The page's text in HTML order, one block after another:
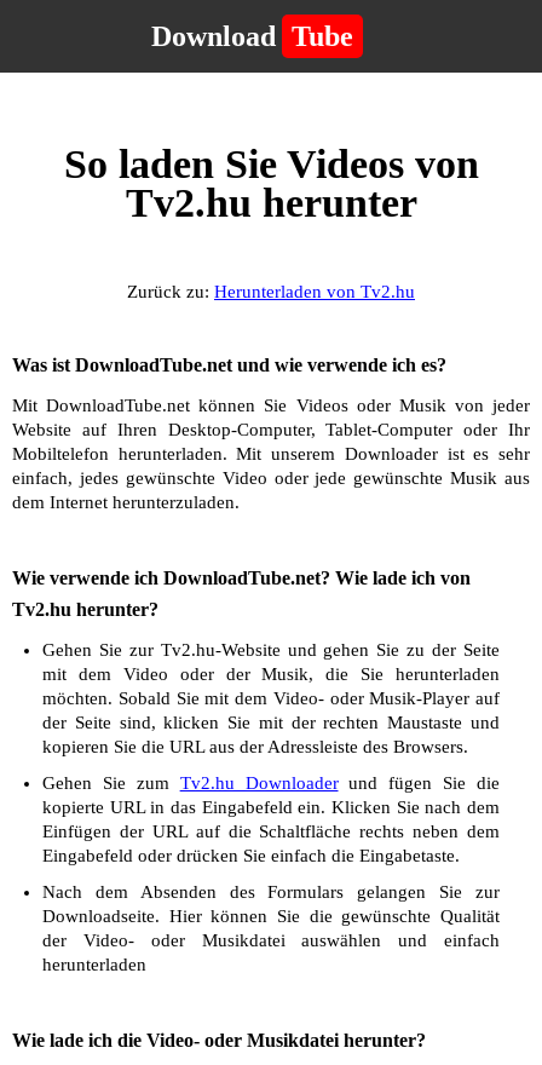
Download Tube
So laden Sie Videos von
Tv2.hu herunter
Zurück zu: Herunterladen von Tv2.hu
Was ist DownloadTube.net und wie verwende ich es?
Mit DownloadTube.net können Sie Videos oder Musik von jeder
Website auf Ihren Desktop-Computer, Tablet-Computer oder Ihr
Mobiltelefon herunterladen. Mit unserem Downloader ist es sehr
einfach, jedes gewünschte Video oder jede gewünschte Musik aus
dem Internet herunterzuladen.
Wie verwende ich DownloadTube.net? Wie lade ich von
Tv2.hu herunter?
Gehen Sie zur Tv2.hu-Website und gehen Sie zu der Seite
mit dem Video oder der Musik, die Sie herunterladen
möchten. Sobald Sie mit dem Video- oder Musik-Player auf
der Seite sind, klicken Sie mit der rechten Maustaste und
kopieren Sie die URL aus der Adressleiste des Browsers.
Gehen Sie zum Tv2.hu Downloaderund fügen Sie die
kopierte URL in das Eingabefeld ein. Klicken Sie nach dem
Einfügen der URL auf die Schaltfläche rechts neben dem
Eingabefeld oder drücken Sie einfach die Eingabetaste.
Nach dem Absenden des Formulars gelangen Sie zur
Downloadseite. Hier können Sie die gewünschte Qualität
der Video- oder Musikdatei auswählen und einfach
herunterladen
Wie lade ich die Video- oder Musikdatei herunter?